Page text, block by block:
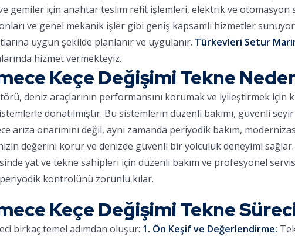
gemiler için anahtar teslim refit işlemleri, elektrik ve otomasyon
ve genel mekanik işler gibi geniş kapsamlı hizmetler
uygun şekilde planlanır ve uygulanır. Türkevleri Setur
hizmet vermekteyiz.
Keçe Değişimi Tekne
deniz araçlarının performansını korumak ve iyileştirmek
donatılmıştır. Bu sistemlerin düzenli bakımı, güvenli
arıza onarımını değil, aynı zamanda periyodik bakım,
değerini korur ve denizde güvenli bir yolculuk deneyimi sağlar.
yat ve tekne sahipleri için düzenli bakım ve profesyonel
kontrolünü zorunlu kılar.
Keçe Değişimi Tekne
birkaç temel adımdan oluşur: 1. Ön Keşif ve Değerlendirme: